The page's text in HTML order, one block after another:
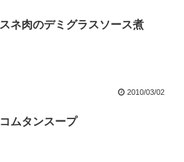
スネ肉のデミグラスソース煮
2010/03/02
コムタンスープ